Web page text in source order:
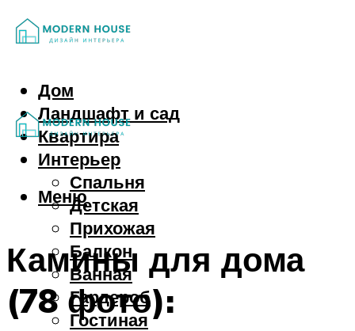
Дом
Ландшафт и сад
Квартира
Интерьер
Спальня
Детская
Прихожая
Балкон
Ванная
Гардероб
Гостиная
Меню
Камины для дома
(78 фото):